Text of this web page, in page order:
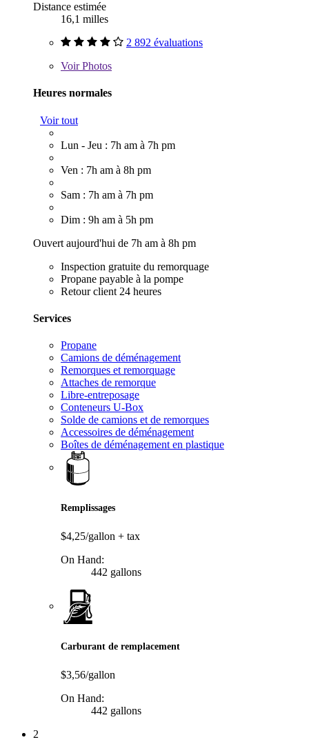
Distance estimée
16,1 milles
2 892 évaluations
VoirPhotos
Heures normales
Voir tout
Lun - Jeu : 7h am à 7h pm
Ven : 7h am à 8h pm
Sam : 7h am à 7h pm
Dim : 9h am à 5h pm
Ouvert aujourd'hui de 7h am à 8h pm
Inspection gratuite du remorquage
Propane payable à la pompe
Retour client 24 heures
Services
Propane
Camions de déménagement
Remorques et remorquage
Attaches de remorque
Libre-entreposage
Conteneurs U-Box
Solde de camions et de remorques
Accessoires de déménagement
Boîtes de déménagement en plastique
Remplissages
$4,25/gallon + tax
On Hand:
442 gallons
Carburant de remplacement
$3,56/gallon
On Hand:
442 gallons
2